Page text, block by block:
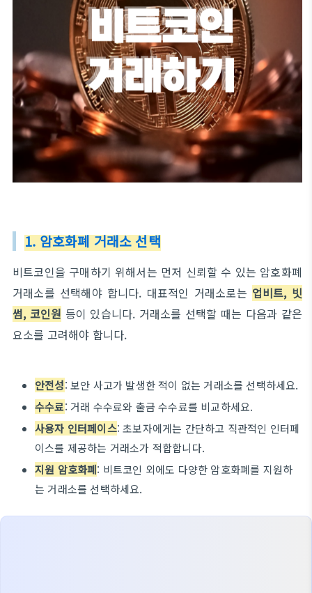
1. 암호화폐 거래소 선택
비트코인을 구매하기 위해서는 먼저 신뢰할 수 있는 암호화폐
거래소를 선택해야 합니다. 대표적인 거래소로는 업비트, 빗
썸, 코인원 등이 있습니다. 거래소를 선택할 때는 다음과 같은
요소를 고려해야 합니다.
안전성: 보안 사고가 발생한 적이 없는 거래소를 선택하세요.
수수료: 거래 수수료와 출금 수수료를 비교하세요.
사용자 인터페이스: 초보자에게는 간단하고 직관적인 인터페
이스를 제공하는 거래소가 적합합니다.
지원 암호화폐: 비트코인 외에도 다양한 암호화폐를 지원하
는 거래소를 선택하세요.